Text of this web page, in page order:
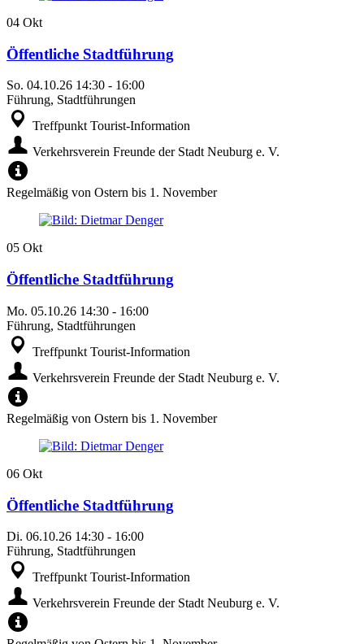
04 Okt
Öffentliche Stadtführung
So. 04.10.26 14:30 - 16:00
Führung, Stadtführungen
Treffpunkt Tourist-Information
Verkehrsverein Freunde der Stadt Neuburg e. V.
Regelmäßig von Ostern bis 1. November
05 Okt
Öffentliche Stadtführung
Mo. 05.10.26 14:30 - 16:00
Führung, Stadtführungen
Treffpunkt Tourist-Information
Verkehrsverein Freunde der Stadt Neuburg e. V.
Regelmäßig von Ostern bis 1. November
06 Okt
Öffentliche Stadtführung
Di. 06.10.26 14:30 - 16:00
Führung, Stadtführungen
Treffpunkt Tourist-Information
Verkehrsverein Freunde der Stadt Neuburg e. V.